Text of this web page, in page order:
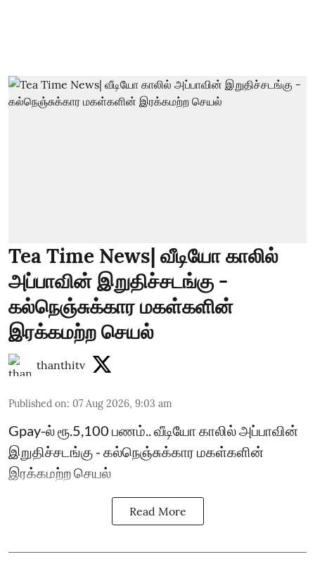
Tea Time News| வீடியோ காலில்
அப்பாவின் இறுதிச்சடங்கு -
கல்நெஞ்சுக்கார மகள்களின்
இரக்கமற்ற செயல்
thanthitv
Published on: 07 Aug 2026, 9:03 am
Gpay-ல் ரூ.5,100 பணம்.. வீடியோ காலில் அப்பாவின்
இறுதிச்சடங்கு - கல்நெஞ்சுக்கார மகள்களின்
இரக்கமற்ற செயல்
Read More